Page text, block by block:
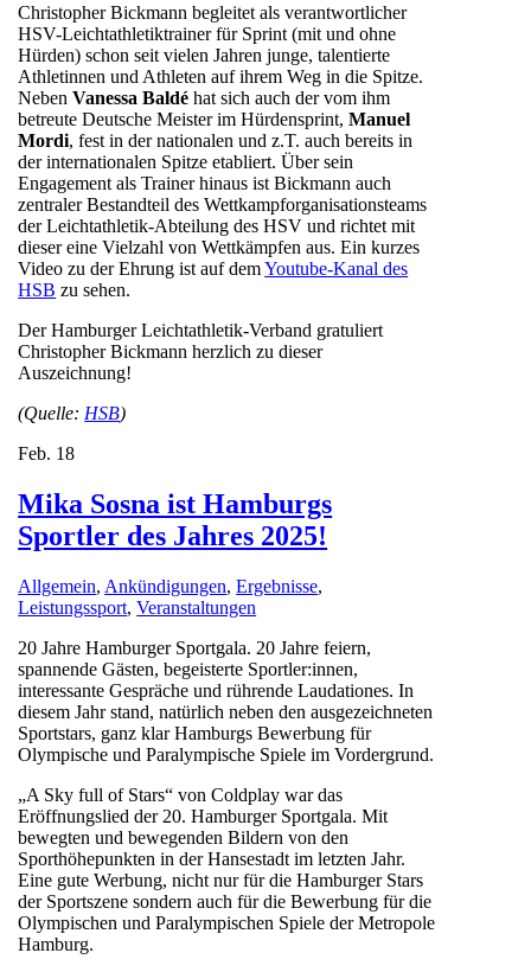
Christopher Bickmann begleitet als verantwortlicher
HSV-Leichtathletiktrainer für Sprint (mit und ohne
Hürden) schon seit vielen Jahren junge, talentierte
Athletinnen und Athleten auf ihrem Weg in die Spitze.
NebenVanessa Baldé hat sich auch der vom ihm
betreute Deutsche Meister im Hürdensprint,Manuel
Mordi, fest in der nationalen und z.T. auch bereits in
der internationalen Spitze etabliert. Über sein
Engagement als Trainer hinaus ist Bickmann auch
zentraler Bestandteil des Wettkampforganisationsteams
der Leichtathletik-Abteilung des HSV und richtet mit
dieser eine Vielzahl von Wettkämpfen aus. Ein kurzes
Video zu der Ehrung ist auf demYoutube-Kanal des
HSB zu sehen.
Der Hamburger Leichtathletik-Verband gratuliert
Christopher Bickmann herzlich zu dieser
Auszeichnung!
(Quelle: HSB)
Feb. 18
Mika Sosna ist Hamburgs
Sportler des Jahres 2025!
Allgemein, Ankündigungen,Ergebnisse,
Leistungssport,Veranstaltungen
20 Jahre Hamburger Sportgala. 20 Jahre feiern,
spannende Gästen, begeisterte Sportler:innen,
interessante Gespräche und rührende Laudationes. In
diesem Jahr stand, natürlich neben den ausgezeichneten
Sportstars, ganz klar Hamburgs Bewerbung für
Olympische und Paralympische Spiele im Vordergrund.
„A Sky full of Stars“ von Coldplay war das
Eröffnungslied der 20. Hamburger Sportgala. Mit
bewegten und bewegenden Bildern von den
Sporthöhepunkten in der Hansestadt im letzten Jahr.
Eine gute Werbung, nicht nur für die Hamburger Stars
der Sportszene sondern auch für die Bewerbung für die
Olympischen und Paralympischen Spiele der Metropole
Hamburg.